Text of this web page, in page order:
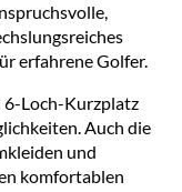
erfahrene Golfer.
6-Loch-Kurzplatz
Auch die
und
komfortablen